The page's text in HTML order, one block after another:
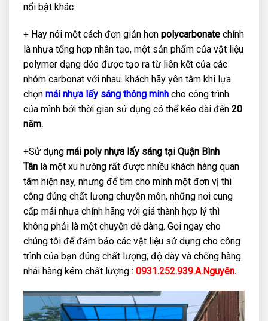
nổi bật khác.
+ Hay nói một cách đơn giản hơn polycarbonate chính
là nhựa tổng hợp nhân tạo, một sản phẩm của vật liệu
polymer dạng dẻo được tạo ra từ liên kết của các
nhóm carbonat với nhau. khách hãy yên tâm khi lựa
chọn mái nhựa lấy sáng thông minh cho công trình
của mình bởi thời gian sử dụng có thể kéo dài đến 20
năm.
+Sử dụng mái poly nhựa lấy sáng tại Quận Bình
Tân là một xu hướng rất được nhiều khách hàng quan
tâm hiện nay, nhưng để tìm cho mình một đơn vị thi
công đúng chất lượng chuyên môn, những nơi cung
cấp mái nhựa chính hãng với giá thành hợp lý thì
không phải là một chuyện dễ dàng. Gọi ngay cho
chúng tôi để đảm bảo các vật liệu sử dụng cho công
trình của bạn đúng chất lượng, độ dày và chống hàng
nhái hàng kém chất lượng : 0931.252.939.A.Nguyên.